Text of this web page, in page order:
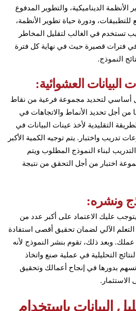
الأنظمة الديناميكية، والتطوير المدفوع
للتطبيقات، ودورة حياة تطوير الأنظمة،
تستخدم في الغالب لتقليل المخاطر
فترات قصيرة حيث في نهاية كل فترة
النموذج.
العشوائية:
أساسي لتحديد مجموعة فرعية من نقاط
من أجل تحديد الأنماط والاتجاهات في
التقليدية لأخذ عينات البيانات في
تدريب واختبار. يتم توجيه الكمية الأكبر
لبناء النموذج المطلوب ويتم
اختبار من أجل التحقق من نتيجة
ونشره:
عليك الاعتماد على أكبر عدد من
التعلم الآلي لضمان تحقيق أقصى استفادة
وبعد ذلك، تقوم بنشر النموذج لأنه
التحليلية في عملية صنع واتخاذ
تسهم بدورها في إنجاح أعمالك وتحقيق
الاستثمار.
البيانات باستخدام